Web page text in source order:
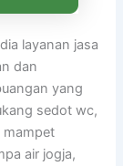
layanan jasa
dan
yang
sedot wc,
mampet
air jogja,